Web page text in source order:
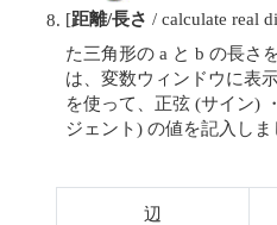
[距離/長さ / calculate real
た三角形の a と b の長さ
は、変数ウィンドウに表
を使って、正弦 (サイン)
ジェント) の値を記入しま
辺